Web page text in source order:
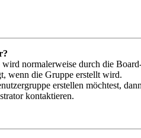
normalerweise durch die
wenn die Gruppe erstellt wird.
erstellen möchtest,
kontaktieren.